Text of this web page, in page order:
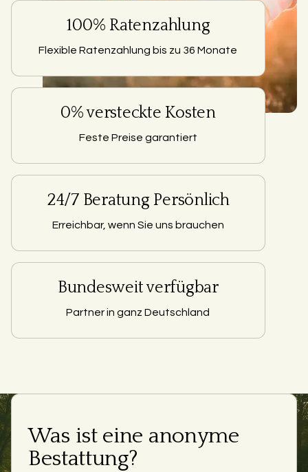
100% Ratenzahlung
Flexible Ratenzahlung bis zu 36 Monate
0% versteckte Kosten
Feste Preise garantiert
24/7 Beratung Persönlich
Erreichbar, wenn Sie uns brauchen
Bundesweit verfügbar
Partner in ganz Deutschland
Was ist eine anonyme
Bestattung?